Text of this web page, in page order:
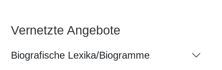
Vernetzte Angebote
Biografische Lexika/Biogramme